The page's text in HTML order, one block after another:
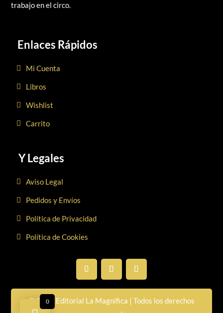
trabajo en el circo.
Enlaces Rápidos
Mi Cuenta
Libros
Wishlist
Carrito
Y Legales
Aviso Legal
Pedidos y Envíos
Política de Privacidad
Política de Cookies
© 2026 Editorial La Magnífica | Todos los derechos
0